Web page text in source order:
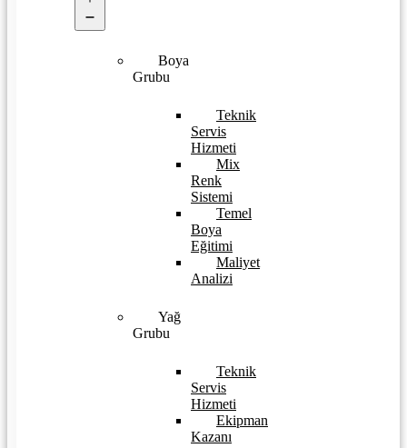
menu
Boya
Grubu
Teknik
Servis
Hizmeti
Mix
Renk
Sistemi
Temel
Boya
Eğitimi
Maliyet
Analizi
Yağ
Grubu
Teknik
Servis
Hizmeti
Ekipman
Kazanı